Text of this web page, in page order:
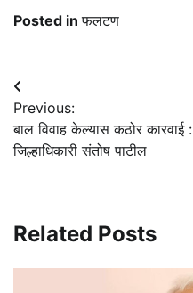
Posted inफलटण
Post
navigation
Previous:
बाल विवाह केल्यास कठोर कारवाई :
जिल्हाधिकारी संतोष पाटील
Related Posts